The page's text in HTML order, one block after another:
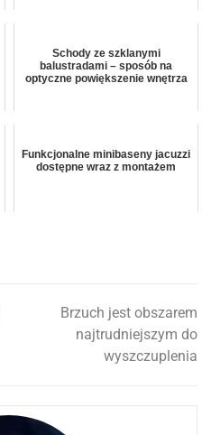
Schody ze szklanymi
balustradami – sposób na
optyczne powiększenie wnętrza
Funkcjonalne minibaseny jacuzzi
dostępne wraz z montażem
Brzuch jest obszarem
najtrudniejszym do
wyszczuplenia